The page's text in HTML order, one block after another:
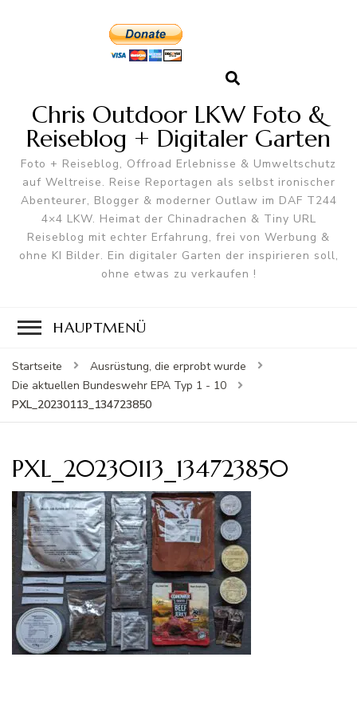
Chris Outdoor LKW Foto &
Reiseblog + Digitaler Garten
Foto + Reiseblog, Offroad Erlebnisse & Umweltschutz
auf Weltreise. Reise Reportagen als selbst ironischer
Abenteurer, Blogger & moderner Outlaw im DAF T244
4×4 LKW. Heimat der Chinadrachen & Tiny URL
Reiseblog mit echter Erfahrung, frei von Werbung &
ohne KI Bilder. Ein digitaler Garten der inspirieren soll,
ohne etwas zu verkaufen !
HAUPTMENÜ
Startseite
Ausrüstung, die erprobt wurde
Die aktuellen Bundeswehr EPA Typ 1 - 10
PXL_20230113_134723850
PXL_20230113_134723850